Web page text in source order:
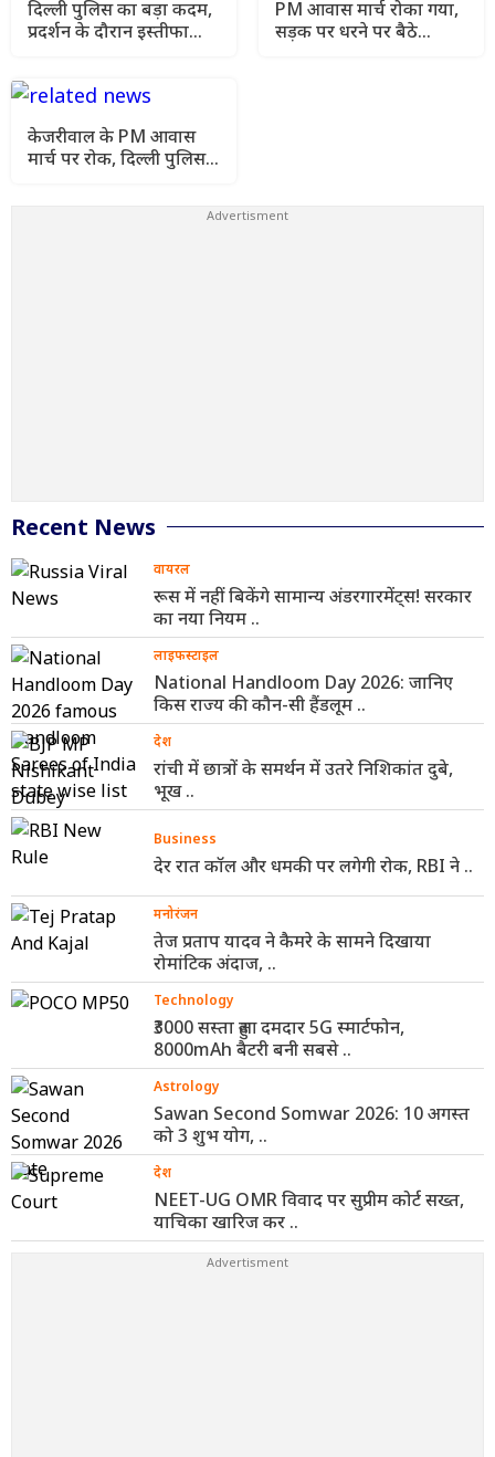
दिल्ली पुलिस का बड़ा कदम,
प्रदर्शन के दौरान इस्तीफा
PM आवास मार्च रोका गया,
सड़क पर धरने पर बैठे
केजरीवाल के PM आवास
मार्च पर रोक, दिल्ली पुलिस ने
Recent News
वायरल
रूस में नहीं बिकेंगे सामान्य अंडरगारमेंट्स! सरकार
का नया नियम ..
लाइफस्टाइल
National Handloom Day 2026: जानिए
किस राज्य की कौन-सी हैंडलूम ..
देश
रांची में छात्रों के समर्थन में उतरे निशिकांत दुबे,
भूख ..
Business
देर रात कॉल और धमकी पर लगेगी रोक, RBI ने ..
मनोरंजन
तेज प्रताप यादव ने कैमरे के सामने दिखाया
रोमांटिक अंदाज, ..
Technology
₹3000 सस्ता हुआ दमदार 5G स्मार्टफोन,
8000mAh बैटरी बनी सबसे ..
Astrology
Sawan Second Somwar 2026: 10 अगस्त
को 3 शुभ योग, ..
देश
NEET-UG OMR विवाद पर सुप्रीम कोर्ट सख्त,
याचिका खारिज कर ..